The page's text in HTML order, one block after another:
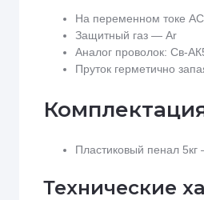
На переменном токе AC
Защитный газ — Ar
Аналог проволок: Св-
Пруток герметично
Пластиковый пенал 5кг
Технические